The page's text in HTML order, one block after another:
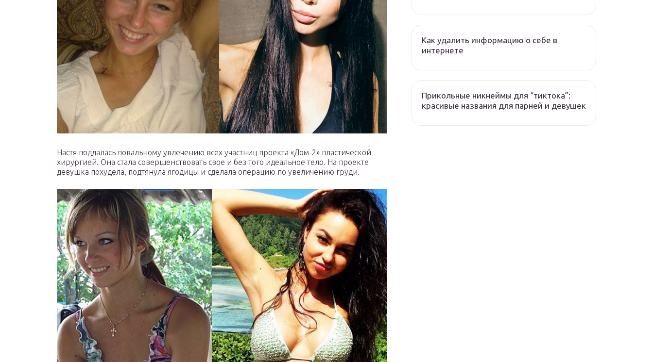
Настя поддалась повальному увлечению всех участниц проекта «Дом-2» пластической
хирургией. Она стала совершенствовать свое и без того идеальное тело. На проекте
девушка похудела, подтянула ягодицы и сделала операцию по увеличению груди.
Как удалить информацию о себе в
интернете
Прикольные никнеймы для “тиктока”:
красивые названия для парней и девушек